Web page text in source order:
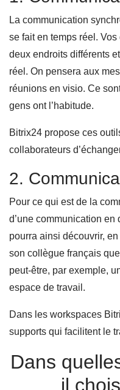
La communication
se fait en temps réel.
deux endroits différents
réel. On pensera aux
réunions en visio. Ce
gens ont l’habitude.
Bitrix24 propose ces
collaborateurs
2.
Pour ce qui est de la
d’une communication
pourra ainsi découvrir,
son collègue français
peut-être, par exemple,
espace de travail.
Dans les workspaces
supports qui facilitent le
Dans
il